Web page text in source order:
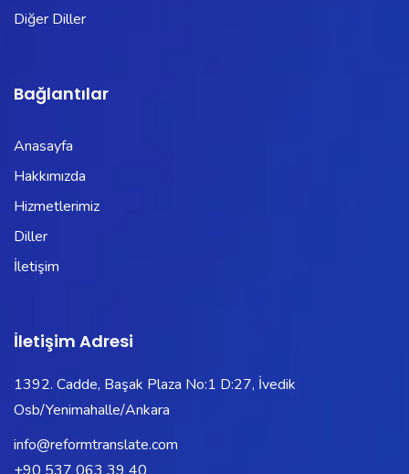
Diğer Diller
Bağlantılar
Anasayfa
Hakkımızda
Hizmetlerimiz
Diller
İletişim
İletişim Adresi
1392. Cadde, Başak Plaza No:1 D:27, İvedik
Osb/Yenimahalle/Ankara
info@reformtranslate.com